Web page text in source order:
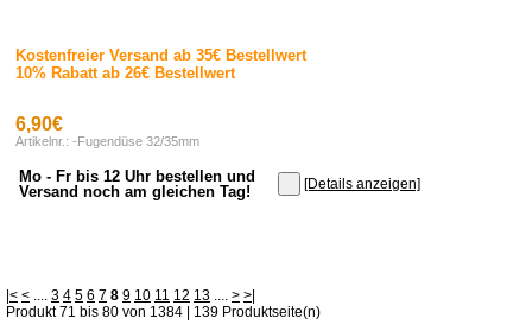
Kostenfreier Versand ab 35€ Bestellwert
10% Rabatt ab 26€ Bestellwert
6,90€
Artikelnr.: -Fugendüse 32/35mm
Mo - Fr bis 12 Uhr bestellen und
Versand noch am gleichen Tag!
[Details anzeigen]
|< < .... 3 4 5 6 7 8 9 10 11 12 13 .... > >|
Produkt 71 bis 80 von 1384 | 139 Produktseite(n)